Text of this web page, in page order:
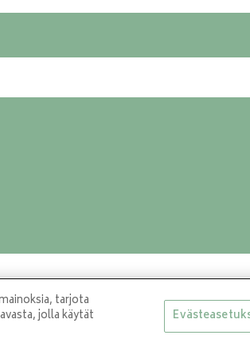
tarjota
jolla käytät